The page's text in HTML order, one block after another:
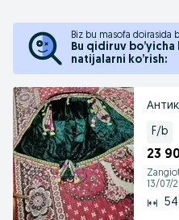
Biz bu masofa doirasida
Bu qidiruv
natijalarni ko’rish:
F/b
23
13/07/
54